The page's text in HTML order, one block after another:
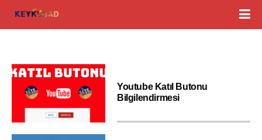
Youtube Katıl Butonu
Bilgilendirmesi